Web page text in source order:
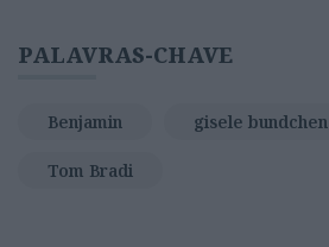
PALAVRAS-CHAVE
Benjamin gisele bundchen
Tom Bradi